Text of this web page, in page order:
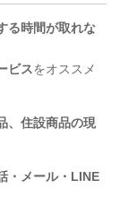
る時間が取れな
ビスをオススメ
、住設商品の現
・メール・LINE